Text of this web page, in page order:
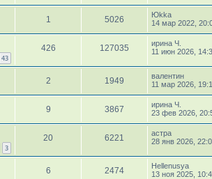
1 5026
Юkka
14 мар 2022,
43
426 127035
ирина Ч.
11 июн 2026,
2 1949
валентин
11 мар 2026,
9 3867
ирина Ч.
23 фев 2026,
3
20 6221
астра
28 янв 2026,
6 2474
Hellenusya
13 ноя 2025,